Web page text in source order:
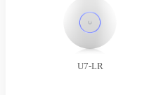
U7-LR